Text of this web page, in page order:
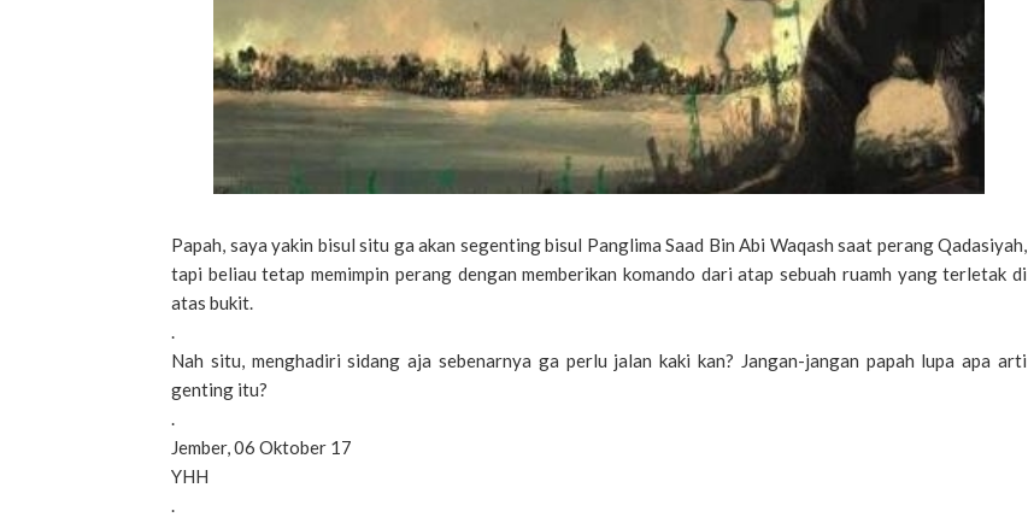
Papah, saya yakin bisul situ ga akan segenting bisul Panglima Saad Bin Abi Waqash saat perang Qadasiyah,
tapi beliau tetap memimpin perang dengan memberikan komando dari atap sebuah ruamh yang terletak di
atas bukit.
.
Nah situ, menghadiri sidang aja sebenarnya ga perlu jalan kaki kan? Jangan-jangan papah lupa apa arti
genting itu?
.
Jember, 06 Oktober 17
YHH
.